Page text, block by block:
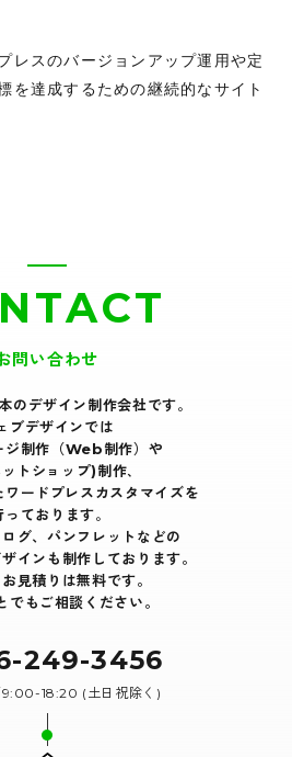
レスのバージョンアップ運用や定
を達成するための継続的なサイト
問い合わせ
のデザイン制作会社です｡
ブデザインでは
ジ制作（Web制作）や
トショップ)制作､
ードプレスカスタマイズを
っております｡
グ、パンフレットなどの
インも制作しております。
見積りは無料です。
でもご相談ください。
249-3456
9:00-18:20 (土日祝除く)